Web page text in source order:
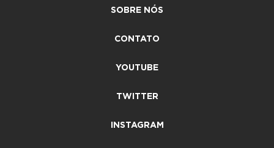
SOBRE NÓS
CONTATO
YOUTUBE
TWITTER
INSTAGRAM